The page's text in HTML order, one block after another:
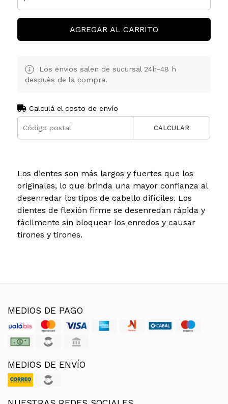
AGREGAR AL CARRITO
Los envios salen de sucursal 24h-48 h
despuès de la compra.
Calculá el costo de envío
CALCULAR
Los dientes son más largos y fuertes que los
originales, lo que brinda una mayor confianza al
desenredar los tipos de cabello difíciles. Los
dientes de flexión firme se desenredan rápida y
fácilmente sin bloquear los enredos y causar
tirones y tirones.
MEDIOS DE PAGO
MEDIOS DE ENVÍO